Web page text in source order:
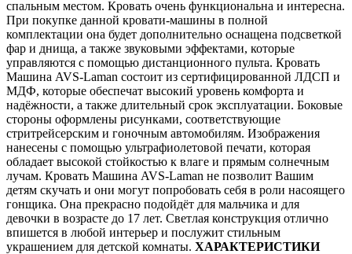
спальным местом. Кровать очень функциональна и интересна.
При покупке данной кровати-машины в полной
комплектации она будет дополнительно оснащена подсветкой
фар и днища, а также звуковыми эффектами, которые
управляются с помощью дистанционного пульта. Кровать
Машина AVS-Laman состоит из сертифицированной ЛДСП и
МДФ, которые обеспечат высокий уровень комфорта и
надёжности, а также длительный срок эксплуатации. Боковые
стороны оформлены рисунками, соответствующие
стритрейсерским и гоночным автомобилям. Изображения
нанесены с помощью ультрафиолетовой печати, которая
обладает высокой стойкостью к влаге и прямым солнечным
лучам. Кровать Машина AVS-Laman не позволит Вашим
детям скучать и они могут попробовать себя в роли насоящего
гонщика. Она прекрасно подойдёт для мальчика и для
девочки в возрасте до 17 лет. Светлая конструкция отлично
впишется в любой интерьер и послужит стильным
украшением для детской комнаты. ХАРАКТЕРИСТИКИ